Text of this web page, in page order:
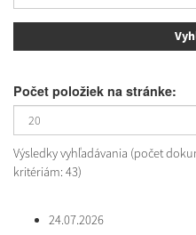
Počet položiek na stránke:
Výsledky vyhľadávania (počet
kritériám: 43)
24.07.2026